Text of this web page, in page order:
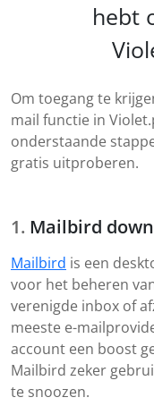
hebt
Om toegang te
mail functie in
onderstaande
gratis uitproberen.
Mailbird
Mailbird is een
voor het beheren
verenigde inbox of
meeste e-
account een boost
Mailbird zeker
te snoozen.